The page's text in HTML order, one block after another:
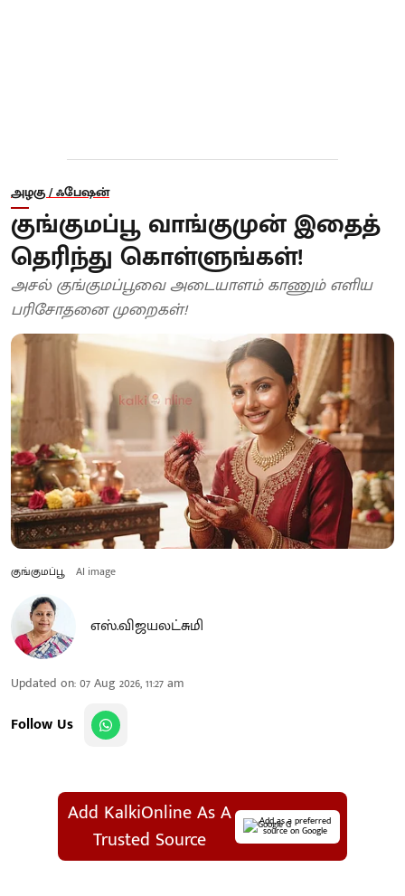
அழகு / ஃபேஷன்
குங்குமப்பூ வாங்குமுன் இதைத்
தெரிந்து கொள்ளுங்கள்!
அசல் குங்குமப்பூவை அடையாளம் காணும் எளிய
பரிசோதனை முறைகள்!
குங்குமப்பூ AI image
எஸ்.விஜயலட்சுமி
Updated on:07 Aug 2026, 11:27 am
Follow Us
Add KalkiOnline As A
Trusted Source
Add as a preferred
source on Google